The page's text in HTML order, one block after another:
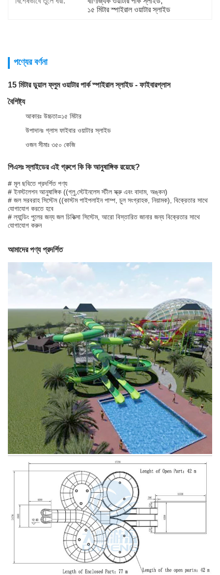
১৫ মিটার স্পাইরাল ওয়াটার স্লাইড
পণ্যের বর্ণনা
15 মিটার ডুয়াল ফ্লুম ওয়াটার পার্ক স্পাইরাল স্লাইড - ফাইবারগ্লাস
বৈশিষ্ট্য
আকারঃ উচ্চতা=১৫ মিটার
উপাদানঃ গ্লাস ফাইবার ওয়াটার স্লাইড
ওজন সীমাঃ ৩৫০ কেজি
পিএসঃ স্লাইডের এই গ্রুপে কি কি আনুষাঙ্গিক রয়েছে?
# মূল ছবিতে প্রদর্শিত পণ্য
# ইনস্টলেশন আনুষাঙ্গিক ((গ্লু,স্টেইনলেস স্টীল স্ক্রু এবং বাদাম, অঙ্কন)
# জল সরবরাহ সিস্টেম ((কাস্টম পাইপলাইন পাম্প, চুল সংগ্রাহক, নিয়ামক), বিক্রেতার সাথে
যোগাযোগ করতে হবে
# ল্যান্ডিং পুলের জন্য জল চিকিত্সা সিস্টেম, আরো বিস্তারিত জানার জন্য বিক্রেতার সাথে
যোগাযোগ করুন
আমাদের পণ্য প্রদর্শিত